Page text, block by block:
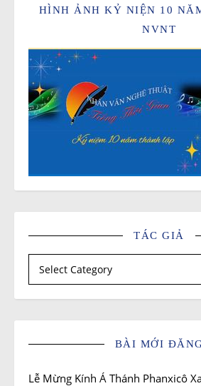
HÌNH ẢNH KỶ NIỆN 10
NVNT
TÁC GIẢ
Tác giả
BÀI MỚI
Lễ Mừng Kính Á Thánh Phanxicô